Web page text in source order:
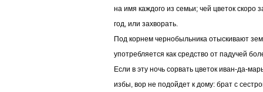
на имя каждого из семьи; чей цветок скоро
год, или захворать.
Под корнем чернобыльника отыскивают
употребляется как средство от падучей
Если в эту ночь сорвать цветок иван-да-
избы, вор не подойдет к дому: брат с